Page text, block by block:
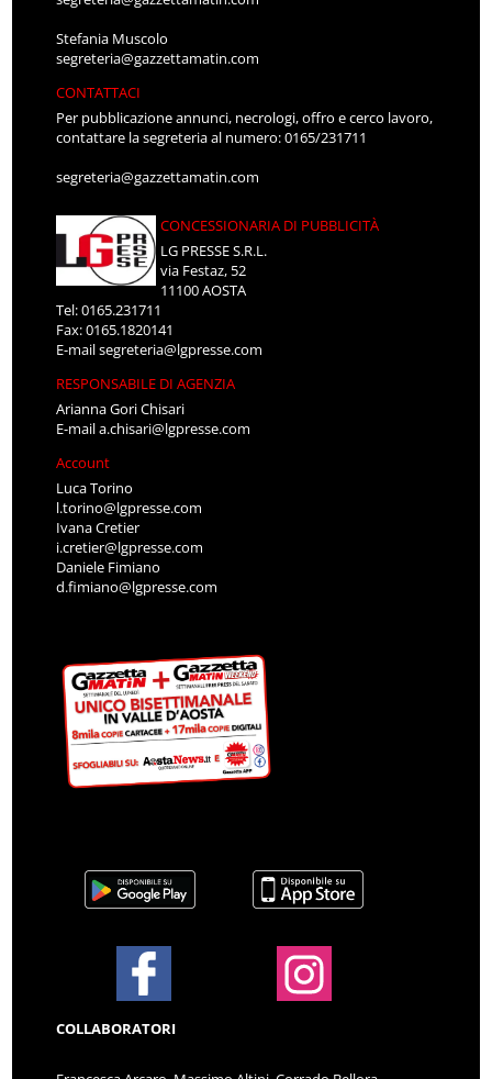
Stefania Muscolo
segreteria@gazzettamatin.com
CONTATTACI
Per pubblicazione annunci, necrologi, offro e cerco lavoro,
contattare la segreteria al numero: 0165/231711
segreteria@gazzettamatin.com
CONCESSIONARIA DI PUBBLICITÀ
LG PRESSE S.R.L.
via Festaz, 52
11100 AOSTA
Tel: 0165.231711
Fax: 0165.1820141
E-mailsegreteria@lgpresse.com
RESPONSABILE DI AGENZIA
Arianna Gori Chisari
E-maila.chisari@lgpresse.com
Account
Luca Torino
l.torino@lgpresse.com
Ivana Cretier
i.cretier@lgpresse.com
Daniele Fimiano
d.fimiano@lgpresse.com
COLLABORATORI